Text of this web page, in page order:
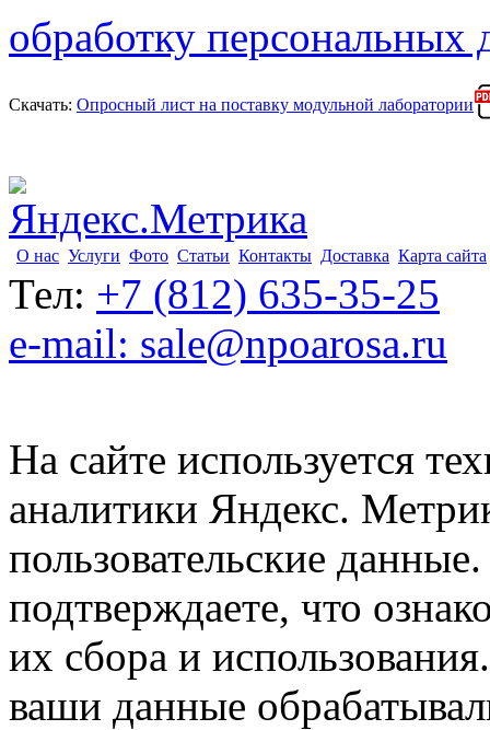
обработку персональных
Скачать: Опросный лист на поставку модульной лаборатории
О нас Услуги Фото Статьи Контакты Доставка Карта сайта
Тел: +7 (812) 635-35-25
e-mail: sale@npoarosa.ru
На сайте используется
аналитики Яндекс.
пользовательские
подтверждаете, что
их сбора и
ваши данные